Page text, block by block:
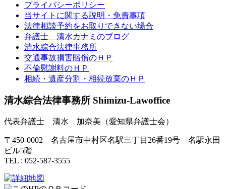
プライバシーポリシー
当サイトに関する説明・免責事項
法律相談予約をお取りできない場合
弁護士 清水カナミのブログ
清水綜合法律事務所
交通事故損害賠償のＨＰ
不倫慰謝料のＨＰ
相続・遺産分割・相続放棄のＨＰ
清水綜合法律事務所 Shimizu-Lawoffice
代表弁護士 清水 加奈美（愛知県弁護士会）
〒450-0002 名古屋市中村区名駅三丁目26番19号 名駅永田
ビル5階
TEL : 052-587-3555